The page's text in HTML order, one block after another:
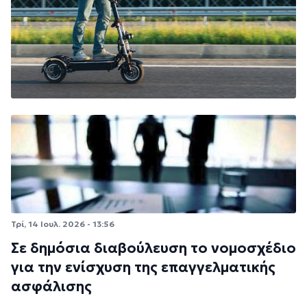
Τρί, 14 Ιουλ. 2026 - 13:56
Σε δημόσια διαβούλευση το νομοσχέδιο
για την ενίσχυση της επαγγελματικής
ασφάλισης